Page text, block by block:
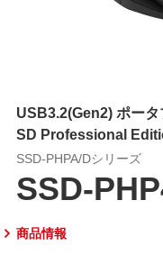
USB3.2(Gen2) ポー
SD Professional
SSD-PHPA/Dシリーズ
SSD-
商品情報